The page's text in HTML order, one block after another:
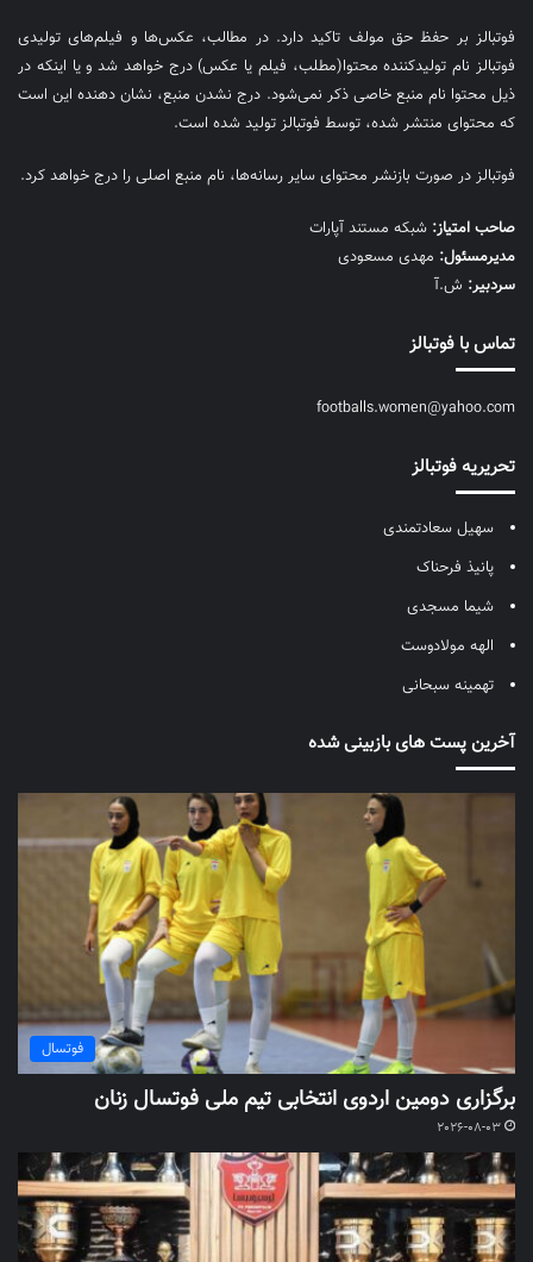
فوتبالز بر حفظ حق مولف تاکید دارد. در مطالب، عکس‌ها و فیلم‌های تولیدی
فوتبالز نام تولیدکننده محتوا(مطلب، فیلم یا عکس) درج خواهد شد و یا اینکه در
ذیل محتوا نام منبع خاصی ذکر نمی‌‎شود. درج نشدن منبع، نشان دهنده این است
که محتوای منتشر شده، توسط فوتبالز تولید شده است.
فوتبالز در صورت بازنشر محتوای سایر رسانه‌ها، نام منبع اصلی را درج خواهد کرد.
صاحب امتیاز: شبکه مستند آپارات
مديرمسئول: مهدی مسعودی
سردبیر: ش.آ
تماس با فوتبالز
footballs.women@yahoo.com
تحریریه فوتبالز
سهیل سعادتمندی
پانیذ فرحناک
شیما مسجدی
الهه مولادوست
تهمینه سبحانی
آخرین پست های بازبینی شده
فوتسال
برگزاری دومین اردوی انتخابی تیم ملی فوتسال زنان
2026-08-03